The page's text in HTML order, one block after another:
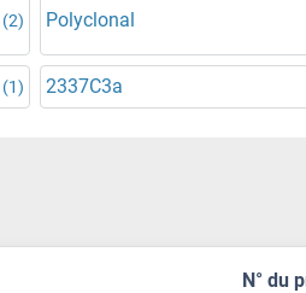
(2) Polyclonal
(1) 2337C3a
N° du